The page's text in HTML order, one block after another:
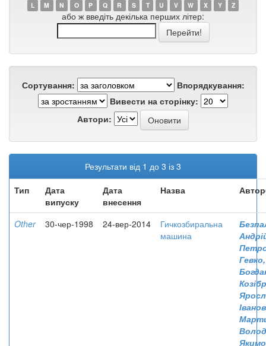
L
M N O P Q R S T U V W X Y Z
або ж введіть декілька перших літер:
Сортування:
Впорядкування:
Вивести на сторінку:
Автори:
Результати від 1 до 3 із 3
Тип
Дата
випуску
Дата
внесення
Назва
Other 30-чер-1998 24-вер-2014
Гичкозбиральна
машина